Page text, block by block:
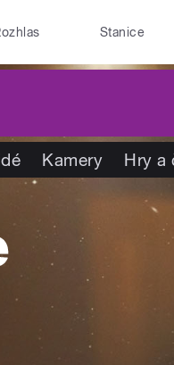
Stanice
Kamery Hry a